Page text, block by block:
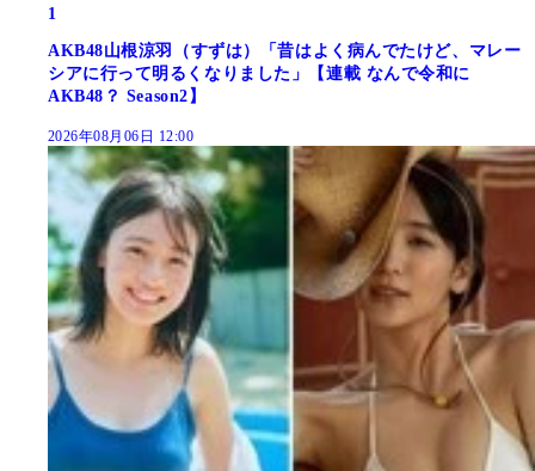
1
AKB48山根涼羽（すずは）「昔はよく病んでたけど、マレー
シアに行って明るくなりました」【連載 なんで令和に
AKB48？ Season2】
2026年08月06日 12:00